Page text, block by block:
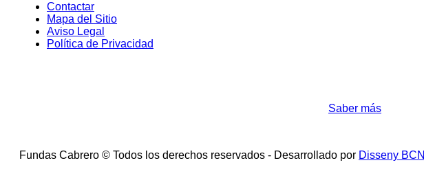
Contactar
Mapa del Sitio
Aviso Legal
Política de Privacidad
Saber más
Fundas Cabrero © Todos los derechos reservados - Desarrollado por Disseny BCN